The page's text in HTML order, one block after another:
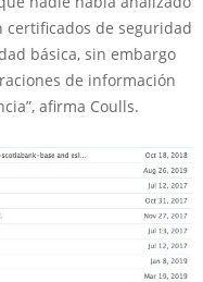
de seguridad
básica, sin embargo
de información
afirma Coulls.